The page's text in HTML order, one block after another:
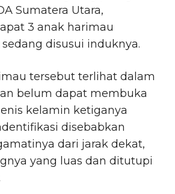
Sumatera Utara,
3 anak harimau
disusui induknya.
tersebut terlihat dalam
belum dapat membuka
kelamin ketiganya
disebabkan
dari jarak dekat,
yang luas dan ditutupi